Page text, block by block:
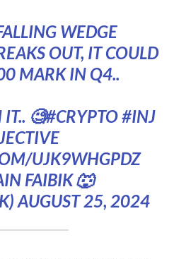
WEDGE
OUT, IT COULD
MARK IN Q4..
IT.. 🧐#CRYPTO#INJ
UJK9WHGPDZ
FAIBIK 🐺
AUGUST 25, 2024